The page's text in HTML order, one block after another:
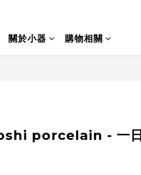
關於小器 購物相關
porcelain - 一日